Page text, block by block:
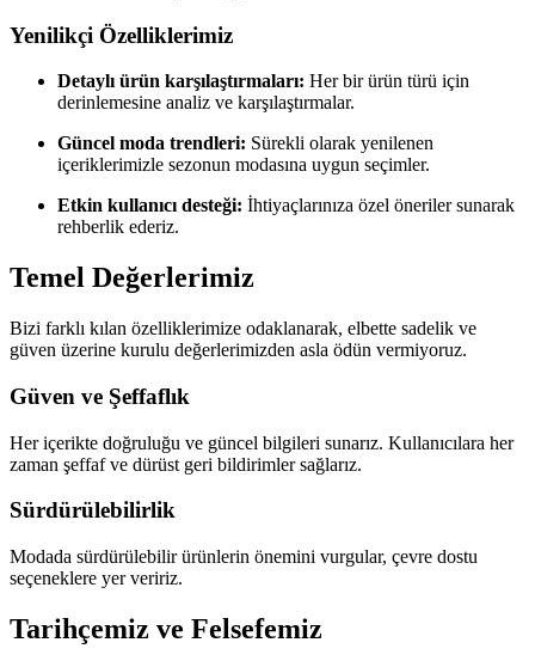
Yenilikçi Özelliklerimiz
Detaylı ürün karşılaştırmaları: Her bir ürün türü için
derinlemesine analiz ve karşılaştırmalar.
Güncel moda trendleri: Sürekli olarak yenilenen
içeriklerimizle sezonun modasına uygun seçimler.
Etkin kullanıcı desteği: İhtiyaçlarınıza özel öneriler sunarak
rehberlik ederiz.
Temel Değerlerimiz
Bizi farklı kılan özelliklerimize odaklanarak, elbette sadelik ve
güven üzerine kurulu değerlerimizden asla ödün vermiyoruz.
Güven ve Şeffaflık
Her içerikte doğruluğu ve güncel bilgileri sunarız. Kullanıcılara her
zaman şeffaf ve dürüst geri bildirimler sağlarız.
Sürdürülebilirlik
Modada sürdürülebilir ürünlerin önemini vurgular, çevre dostu
seçeneklere yer veririz.
Tarihçemiz ve Felsefemiz